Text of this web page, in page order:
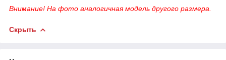
Внимание! На фото аналогичная модель другого размера.
Скрыть